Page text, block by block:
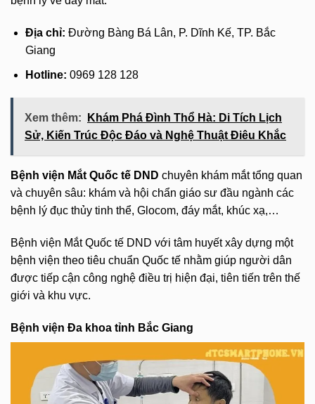
Địa chỉ: Đường Bàng Bá Lân, P. Dĩnh Kế, TP. Bắc
Giang
Hotline: 0969 128 128
Xem thêm:
Khám Phá Đình Thổ Hà: Di Tích Lịch
Sử, Kiến Trúc Độc Đáo và Nghệ Thuật Điêu Khắc
Bệnh viện Mắt Quốc tế DND chuyên khám mắt tổng quan
và chuyên sâu: khám và hội chẩn giáo sư đầu ngành các
bệnh lý đục thủy tinh thể, Glocom, đáy mắt, khúc xạ,…
Bệnh viện Mắt Quốc tế DND với tâm huyết xây dựng một
bệnh viện theo tiêu chuẩn Quốc tế nhằm giúp người dân
được tiếp cận công nghệ điều trị hiện đại, tiên tiến trên thế
giới và khu vực.
Bệnh viện Đa khoa tỉnh Bắc Giang